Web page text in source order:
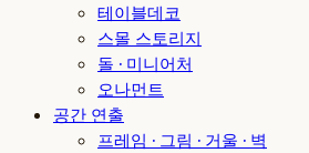
테이블데코
스몰 스토리지
돌 · 미니어처
오나먼트
공간 연출
프레임 · 그림 · 거울 · 벽